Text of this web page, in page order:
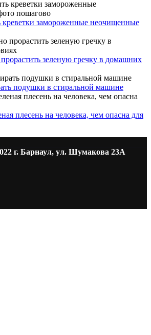
креветки замороженные неочищенные
зеленую гречку в домашних
подушки в стиральной машине
плесень на человека, чем опасна для
г. Барнаул, ул. Шумакова 23А